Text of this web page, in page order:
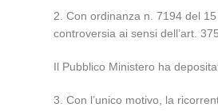
2. Con ordinanza n. 7194 del
controversia ai sensi dell’art.
Il Pubblico Ministero ha
3. Con l’unico motivo, la